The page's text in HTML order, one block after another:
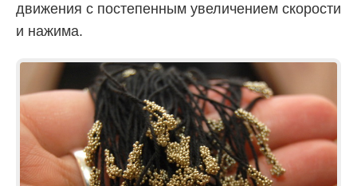
движения с постепенным увеличением скорости
и нажима.